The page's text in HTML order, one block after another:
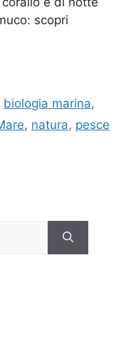
scopri
biologia marina,
, natura, pesce